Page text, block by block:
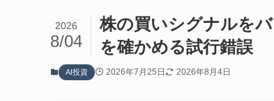
株の買いシグナルを
を確かめる試行錯誤
2026
8/04
AI投資 2026年7月25日 2026年8月4日